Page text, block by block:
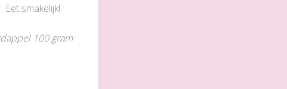
smakelijk!
100 gram